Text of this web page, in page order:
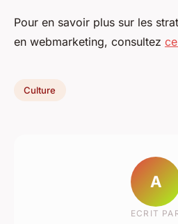
Pour en savoir plus sur les
en webmarketing, consultez
Culture
A
ECRIT